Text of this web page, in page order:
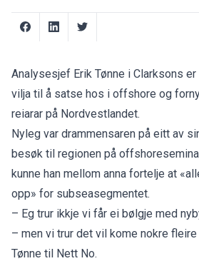
Analysesjef Erik Tønne i Clarksons
vilja til å satse hos i offshore og
reiarar på Nordvestlandet.
Nyleg var drammensaren på eitt av
besøk til regionen på
kunne han mellom anna fortelje at
opp» for subseasegmentet.
– Eg trur ikkje vi får ei bølgje med
– men vi trur det vil kome nokre
Tønne til Nett No.